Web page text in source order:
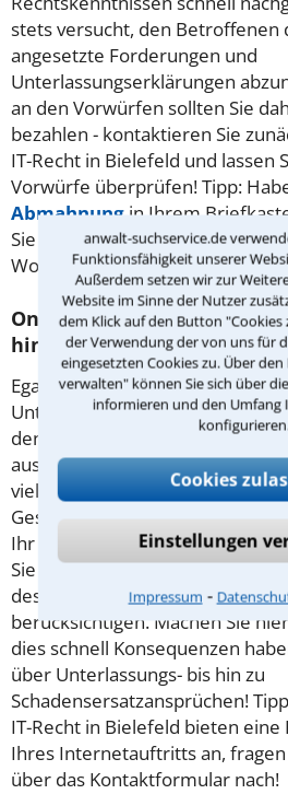
anwalt-suchservice.de
Funktionsfähigkeit unserer
Außerdem setzen wir zur
Website im Sinne der Nutzer
dem Klick auf den Button "Cookies
der Verwendung der von uns für
eingesetzten Cookies zu. Über
verwalten" können Sie sich über
informieren und den Umfang
Cookies
Einstellungen
Impressum ⁃
stets versucht, den Betroffenen
angesetzte Forderungen und
Unterlassungserklärungen
an den Vorwürfen sollten Sie
bezahlen - kontaktieren Sie
IT-Recht in Bielefeld und lassen
Vorwürfe überprüfen! Tipp:
Abmahnung in Ihrem
Sie umgehend reagieren! Die
Woche.
Onlinerecht - warum Sie
hinzuziehen sollten
Egal ob Sie Webseiten-
Unternehmer sind - Sie
den Vorschriften
auseinanderzusetzen. So
viele Fallstricke, die für den
Gestaltung einer Website oft
Ihr Internetauftritt
Sie Werbung, müssen Sie
des UWG sowie umfangreiche
berücksichtigen. Machen Sie
dies schnell Konsequenzen
über Unterlassungs- bis hin zu
Schadensersatzansprüchen!
IT-Recht in Bielefeld bieten
Ihres Internetauftritts an,
über das Kontaktformular nach!